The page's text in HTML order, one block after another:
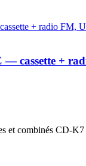
cassette +
et combinés CD-